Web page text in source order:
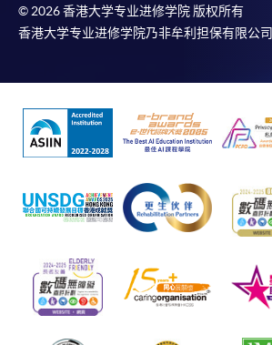
© 2026 香港大学专业进修学院 版权所有
香港大学专业进修学院乃非牟利担保有限公司